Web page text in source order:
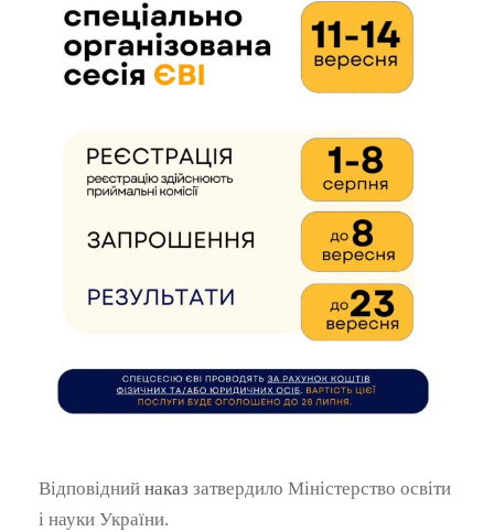
Відповідний наказ затвердило Міністерство освіти
і науки України.